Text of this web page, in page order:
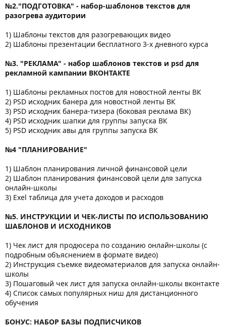
№2."ПОДГОТОВКА" - набор-шаблонов текстов для
разогрева аудитории
1) Шаблоны текстов для разогревающих видео
2) Шаблоны презентации бесплатного 3-х дневного курса
№3. "РЕКЛАМА" - набор шаблонов текстов и psd для
рекламной кампании ВКОНТАКТЕ
1) Шаблоны рекламных постов для новостной ленты ВК
2) PSD исходник банера для новостной ленты ВК
3) PSD исходник банера-тизера (боковая реклама ВК)
4) PSD исходник шапки для группы запуска ВК
5) PSD исходник авы для группы запуска ВК
№4 "ПЛАНИРОВАНИЕ"
1) Шаблон планирования личной финансовой цели
2) Шаблон планирования финансовой цели для запуска
онлайн-школы
3) Exel таблица для учета доходов и расходов
№5. ИНСТРУКЦИИ И ЧЕК-ЛИСТЫ ПО ИСПОЛЬЗОВАНИЮ
ШАБЛОНОВ И ИСХОДНИКОВ
1) Чек лист для продюсера по созданию онлайн-школы (с
подробным объяснением в формате видео)
2) Инструкция съемке видеоматериалов для запуска онлайн-
школы
3) Пошаговый чек лист для запуска онлайн-школы вконтакте
4) Список самых популярных ниш для дистанционного
обучения
БОНУС: НАБОР БАЗЫ ПОДПИСЧИКОВ